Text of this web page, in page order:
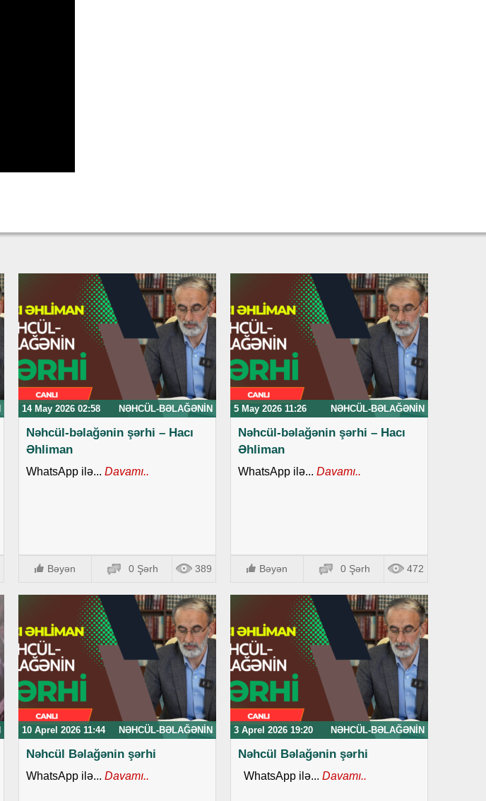
14 May 2026 02:58 NƏHCÜL-BƏLAĞƏNIN
Nəhcül-bəlağənin şərhi – Hacı
Əhliman
WhatsApp ilə... Davamı..
Bəyən 0 Şərh 389
5 May 2026 11:26 NƏHCÜL-BƏLAĞƏNIN
Nəhcül-bəlağənin şərhi – Hacı
Əhliman
WhatsApp ilə... Davamı..
Bəyən 0 Şərh 472
10 Aprel 2026 11:44 NƏHCÜL-BƏLAĞƏNIN
Nəhcül Bəlağənin şərhi
WhatsApp ilə... Davamı..
3 Aprel 2026 19:20 NƏHCÜL-BƏLAĞƏNIN
Nəhcül Bəlağənin şərhi
WhatsApp ilə... Davamı..